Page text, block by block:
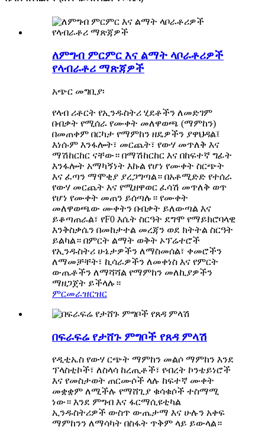
ለምግብ ምርምር እና ልማት ላቦራቶሪዎች
የላብራቶሪ ማጽጃዎች
አጭር መግቢያ፡
የላብ ሪቶርት የኢንዱስትሪ ሂደቶችን ለመድገም
በብቃት የሚሰራ የሙቀት መለዋወጫ (ማምከን)
በመጠቀም በርካታ የማምከን ዘዴዎችን ያዋህዳል፤
እነሱም እንፋሎት፣ መርጨት፣ የውሃ መጥለቅ እና
ማሽከርከር ናቸው። በማሽከርከር እና በከፍተኛ ግፊት
እንፋሎት አማካኝነት እኩል የሆነ የሙቀት ስርጭት
እና ፈጣን ማሞቂያ ያረጋግጣል። በአቶሚድድ የተሰራ
የውሃ መርጨት እና የሚዘዋወር ፈሳሽ መጥለቅ ወጥ
የሆነ የሙቀት መጠን ይሰጣሉ። የሙቀት
መለዋወጫው ሙቀትን በብቃት ይለውጣል እና
ይቆጣጠራል፣ የF0 እሴት ስርዓት ደግሞ የማይክሮባላዊ
እንቅስቃሴን በመከታተል መረጃን ወደ ክትትል ስርዓት
ይልካል። በምርት ልማት ወቅት ኦፕሬተሮች
የኢንዱስትሪ ሁኔታዎችን ለማስመሰል፣ ቀመሮችን
ለማመቻቸት፣ ኪሳራዎችን ለመቀነስ እና የምርት
ውጤቶችን ለማሻሻል የማምከን መለኪያዎችን
ማዘጋጀት ይችላሉ።
ምርመራዝርዝር
በፍራፍሬ የታሸጉ ምግቦች የጸዳ ምላሽ
የዲቲኤስ የውሃ ርጭት ማምከን መልሶ ማምከን እንደ
ፕላስቲኮች፣ ለስላሳ ከረጢቶች፣ የብረት ኮንቴይነሮች
እና የመስታወት ጠርሙሶች ላሉ ​​ከፍተኛ ሙቀት
መቋቋም ለሚችሉ የማሸጊያ ቁሳቁሶች ተስማሚ
ነው። እንደ ምግብ እና ፋርማሲዩቲካል
ኢንዱስትሪዎች ውስጥ ውጤታማ እና ሁሉን አቀፍ
ማምከንን ለማሳካት በስፋት ጥቅም ላይ ይውላል።